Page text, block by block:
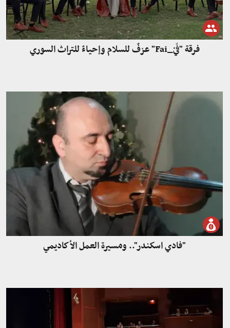
فرقة "فَيْ_Fai" عزفٌ للسلام وإحياءٌ للتراث السوري
"فادي اسكندر".. ومسيرة العمل الأكاديمي